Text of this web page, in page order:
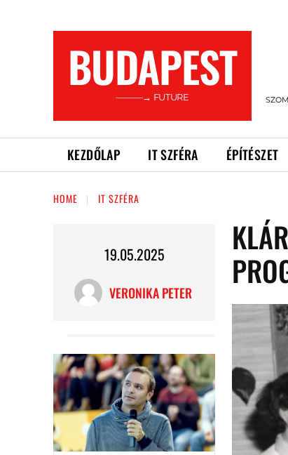
BUDAPEST
———→ FUTURE
KEZDŐLAP IT SZFÉRA ÉPÍTÉSZET
HOME IT SZFÉRA
19.05.2025
VERONIKA PETER